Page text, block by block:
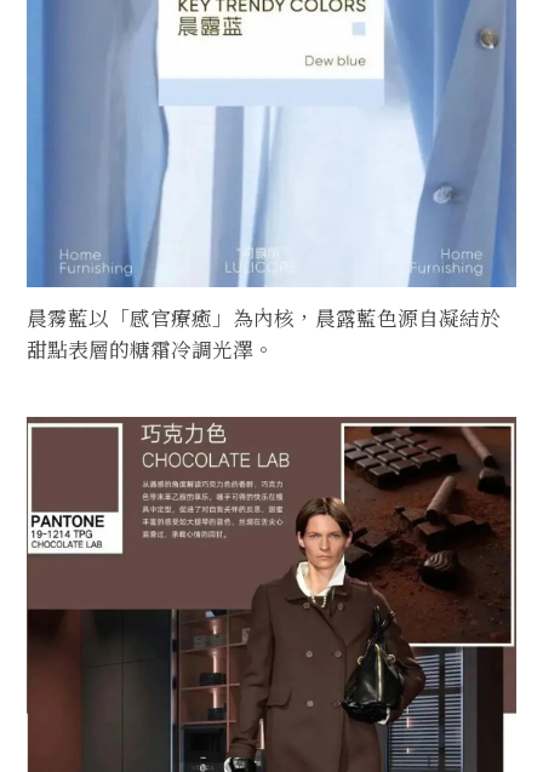
晨霧藍以「感官療癒」為內核，晨露藍色源自凝結於
甜點表層的糖霜冷調光澤。